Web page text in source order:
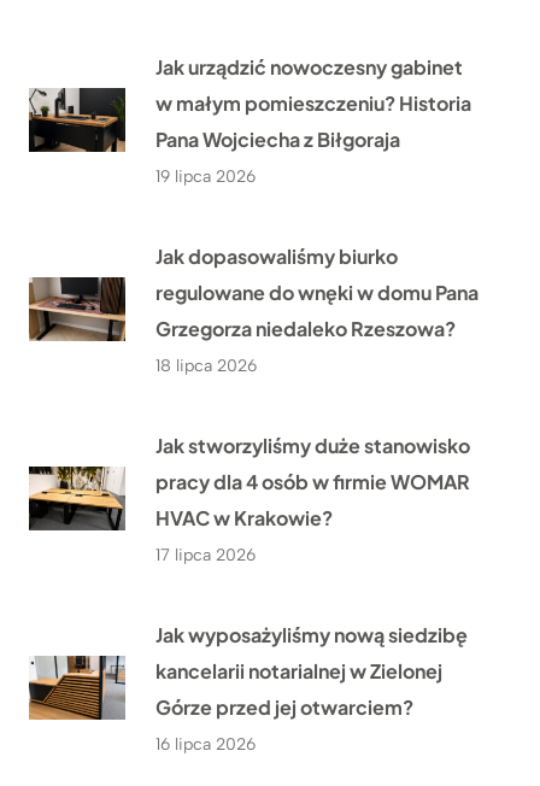
Jak urządzić nowoczesny gabinet
w małym pomieszczeniu? Historia
Pana Wojciecha z Biłgoraja
19 lipca 2026
Jak dopasowaliśmy biurko
regulowane do wnęki w domu Pana
Grzegorza niedaleko Rzeszowa?
18 lipca 2026
Jak stworzyliśmy duże stanowisko
pracy dla 4 osób w firmie WOMAR
HVAC w Krakowie?
17 lipca 2026
Jak wyposażyliśmy nową siedzibę
kancelarii notarialnej w Zielonej
Górze przed jej otwarciem?
16 lipca 2026